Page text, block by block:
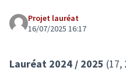
Projet lauréat
16/07/2025 16:17
Lauréat 2024 / 2025 (17,